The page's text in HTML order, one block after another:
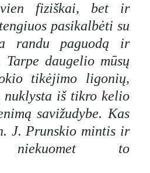
fiziškai, bet ir
pasikalbėti su
randu paguodą ir
Tarpe daugelio mūsų
tikėjimo ligonių,
nuklysta iš tikro kelio
savižudybe. Kas
J. Prunskio mintis ir
niekuomet to